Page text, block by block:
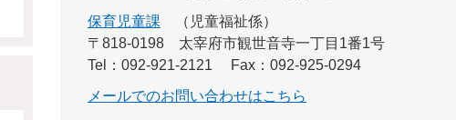
保育児童課
児童福祉係
〒818-0198
太宰府市観世音寺一丁目1番1号
Tel：092-921-2121
Fax：092-925-0294
メールでのお問い合わせはこちら